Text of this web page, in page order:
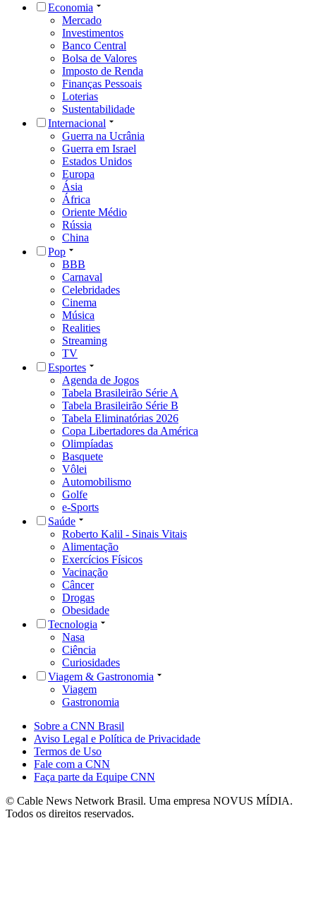
Economia
Mercado
Investimentos
Banco Central
Bolsa de Valores
Imposto de Renda
Finanças Pessoais
Loterias
Sustentabilidade
Internacional
Guerra na Ucrânia
Guerra em Israel
Estados Unidos
Europa
Ásia
África
Oriente Médio
Rússia
China
Pop
BBB
Carnaval
Celebridades
Cinema
Música
Realities
Streaming
TV
Esportes
Agenda de Jogos
Tabela Brasileirão Série A
Tabela Brasileirão Série B
Tabela Eliminatórias 2026
Copa Libertadores da América
Olimpíadas
Basquete
Vôlei
Automobilismo
Golfe
e-Sports
Saúde
Roberto Kalil - Sinais Vitais
Alimentação
Exercícios Físicos
Vacinação
Câncer
Drogas
Obesidade
Tecnologia
Nasa
Ciência
Curiosidades
Viagem & Gastronomia
Viagem
Gastronomia
Sobre a CNN Brasil
Aviso Legal e Política de Privacidade
Termos de Uso
Fale com a CNN
Faça parte da Equipe CNN
© Cable News Network Brasil. Uma empresa NOVUS MÍDIA.
Todos os direitos reservados.